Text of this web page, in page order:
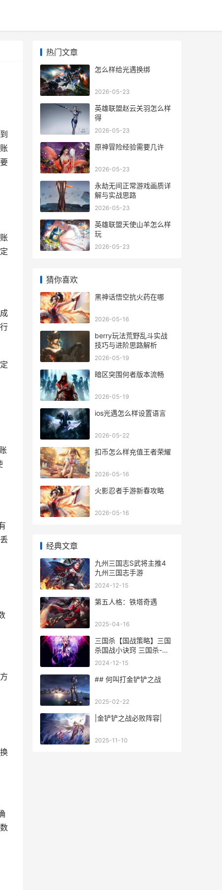
热门文章
怎么样给光遇换绑
2026-05-23
英雄联盟赵云关羽怎么样
得
2026-05-23
原神冒险经验需要几许
2026-05-23
永劫无间正常游戏画质详
解与实战思路
2026-05-23
英雄联盟天使山羊怎么样
玩
2026-05-23
猜你喜欢
黑神话悟空抗火药在哪
2026-05-16
berry玩法荒野乱斗实战
技巧与进阶思路解析
2026-05-19
暗区突围何者版本流畅
2026-05-19
ios光遇怎么样设置语言
2026-05-22
扣币怎么样充值王者荣耀
2026-05-16
火影忍者手游新春攻略
2026-05-16
经典文章
九州三国志S武将主推4
九州三国志手游
2024-12-15
第五人格：铁塔奇遇
2025-04-16
三国杀【国战策略】三国
杀国战小诀窍 三国杀-国
战
2024-12-15
## 何叫打金铲铲之战
2025-02-22
|金铲铲之战必败阵容|
2025-11-10